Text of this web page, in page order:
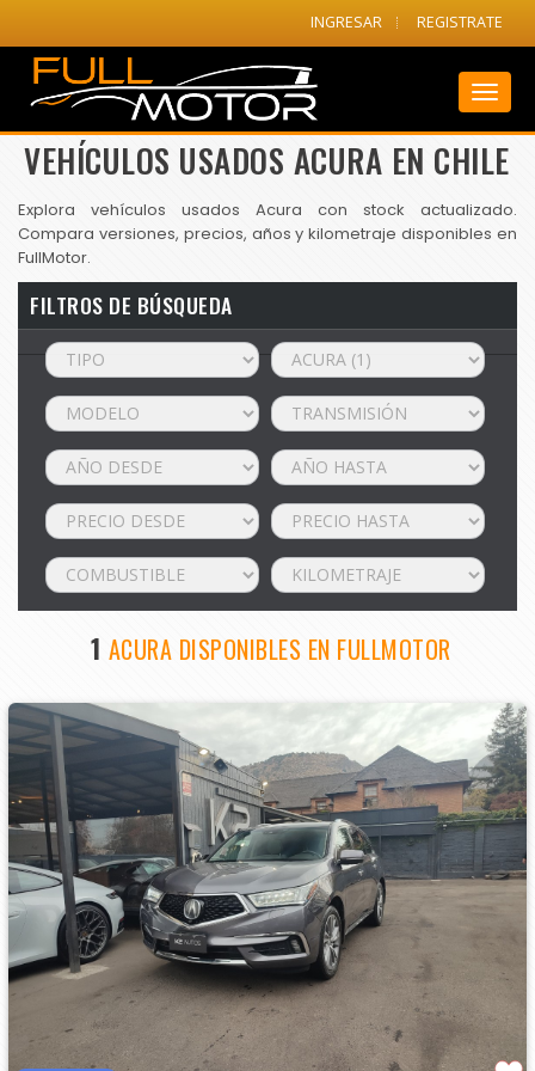
INGRESAR REGISTRATE
VEHÍCULOS USADOS ACURA EN CHILE
Explora vehículos usados Acura con stock actualizado.
Compara versiones, precios, años y kilometraje disponibles en
FullMotor.
FILTROS DE BÚSQUEDA
1 ACURA DISPONIBLES EN FULLMOTOR